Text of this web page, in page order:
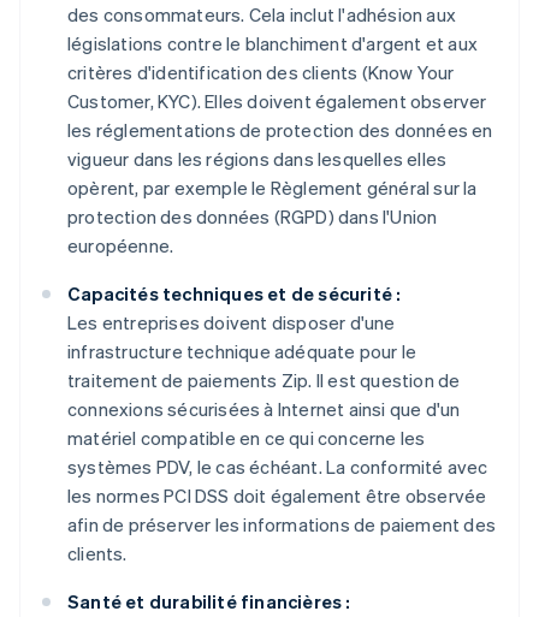
des consommateurs. Cela inclut l'adhésion aux
législations contre le blanchiment d'argent et aux
critères d'identification des clients (Know Your
Customer, KYC). Elles doivent également observer
les réglementations de protection des données en
vigueur dans les régions dans lesquelles elles
opèrent, par exemple le Règlement général sur la
protection des données (RGPD) dans l'Union
européenne.
Capacités techniques et de sécurité :
Les entreprises doivent disposer d'une
infrastructure technique adéquate pour le
traitement de paiements Zip. Il est question de
connexions sécurisées à Internet ainsi que d'un
matériel compatible en ce qui concerne les
systèmes PDV, le cas échéant. La conformité avec
les normes PCI DSS doit également être observée
afin de préserver les informations de paiement des
clients.
Santé et durabilité financières :